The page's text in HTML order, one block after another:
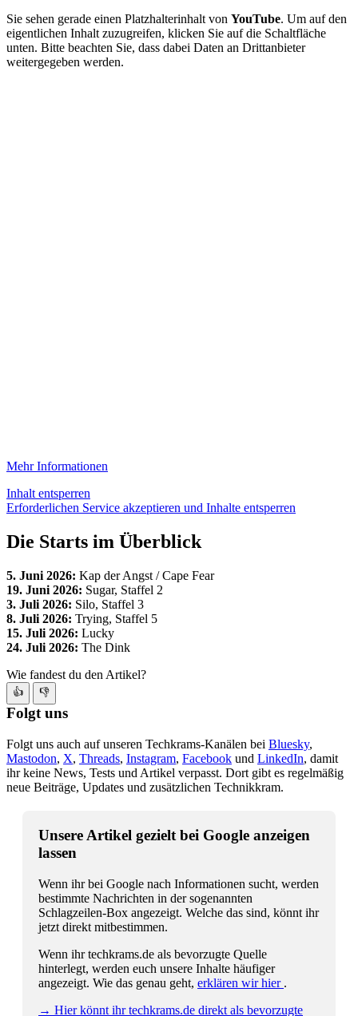
Sie sehen gerade einen Platzhalterinhalt von YouTube. Um auf den
eigentlichen Inhalt zuzugreifen, klicken Sie auf die Schaltfläche
unten. Bitte beachten Sie, dass dabei Daten an Drittanbieter
weitergegeben werden.
Mehr Informationen
Inhalt entsperren
Erforderlichen Service akzeptieren und Inhalte entsperren
Die Starts im Überblick
5. Juni 2026: Kap der Angst / Cape Fear
19. Juni 2026: Sugar, Staffel 2
3. Juli 2026: Silo, Staffel 3
8. Juli 2026: Trying, Staffel 5
15. Juli 2026: Lucky
24. Juli 2026: The Dink
Wie fandest du den Artikel?
👍 👎
Folgt uns
Folgt uns auch auf unseren Techkrams-Kanälen bei Bluesky,
Mastodon, X, Threads, Instagram, Facebook und LinkedIn, damit
ihr keine News, Tests und Artikel verpasst. Dort gibt es regelmäßig
neue Beiträge, Updates und zusätzlichen Technikkram.
Unsere Artikel gezielt bei Google anzeigen
lassen
Wenn ihr bei Google nach Informationen sucht, werden
bestimmte Nachrichten in der sogenannten
Schlagzeilen-Box angezeigt. Welche das sind, könnt ihr
jetzt direkt mitbestimmen.
Wenn ihr techkrams.de als bevorzugte Quelle
hinterlegt, werden euch unsere Inhalte häufiger
angezeigt. Wie das genau geht, erklären wir hier .
→ Hier könnt ihr techkrams.de direkt als bevorzugte